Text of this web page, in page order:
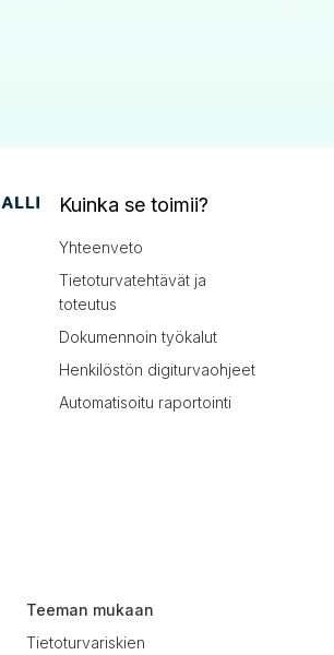
Kuinka se toimii?
Yhteenveto
Tietoturvatehtävät ja
toteutus
Dokumennoin työkalut
Henkilöstön digiturvaohjeet
Automatisoitu raportointi
Teeman mukaan
Tietoturvariskien